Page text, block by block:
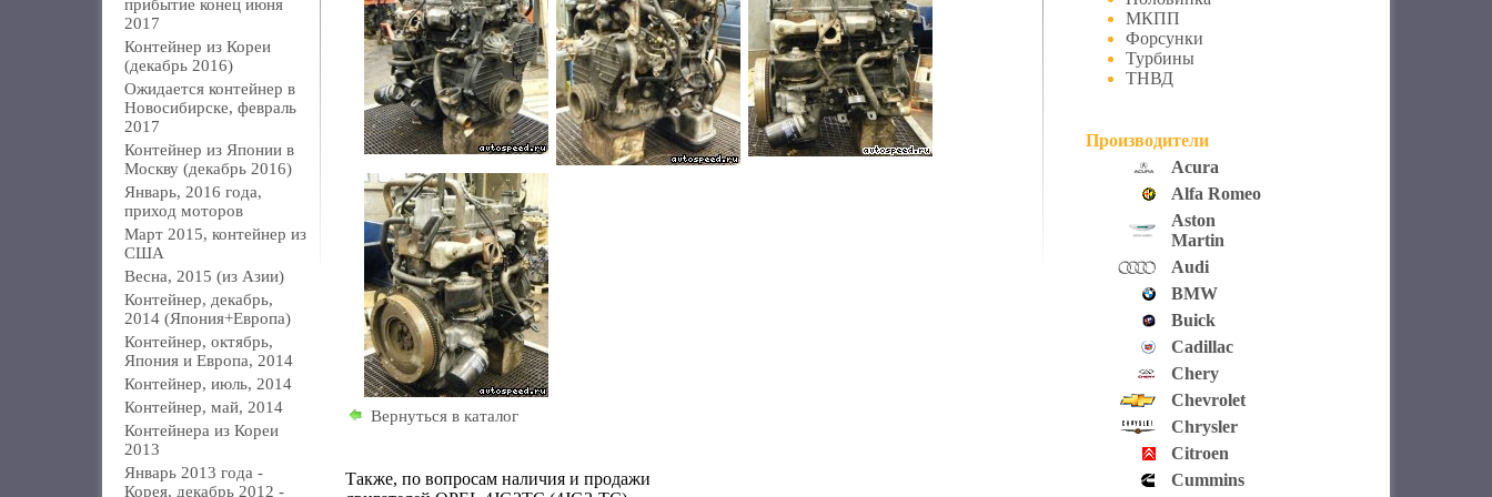
прибытие конец июня
2017
Контейнер из Кореи
(декабрь 2016)
Ожидается контейнер в
Новосибирске, февраль
2017
Контейнер из Японии в
Москву (декабрь 2016)
Январь, 2016 года,
приход моторов
Март 2015, контейнер из
США
Весна, 2015 (из Азии)
Контейнер, декабрь,
2014 (Япония+Европа)
Контейнер, октябрь,
Япония и Европа, 2014
Контейнер, июль, 2014
Контейнер, май, 2014
Контейнера из Кореи
2013
Январь 2013 года -
Корея, декабрь 2012 -
Вернуться в каталог
Также, по вопросам наличия и продажи
МКПП
Форсунки
Турбины
ТНВД
Производители
Acura
Alfa Romeo
Aston
Martin
Audi
BMW
Buick
Cadillac
Chery
Chevrolet
Chrysler
Citroen
Cummins